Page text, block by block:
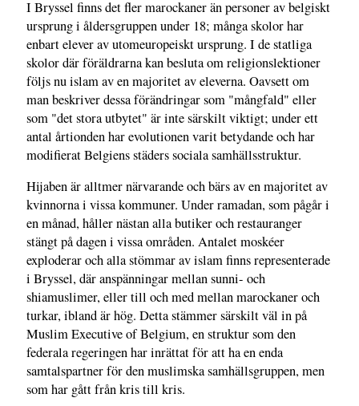
I Bryssel finns det fler marockaner än personer av belgiskt
ursprung i åldersgruppen under 18; många skolor har
enbart elever av utomeuropeiskt ursprung. I de statliga
skolor där föräldrarna kan besluta om religionslektioner
följs nu islam av en majoritet av eleverna. Oavsett om
man beskriver dessa förändringar som "mångfald" eller
som "det stora utbytet" är inte särskilt viktigt; under ett
antal årtionden har evolutionen varit betydande och har
modifierat Belgiens städers sociala samhällsstruktur.
Hijaben är alltmer närvarande och bärs av en majoritet av
kvinnorna i vissa kommuner. Under ramadan, som pågår i
en månad, håller nästan alla butiker och restauranger
stängt på dagen i vissa områden. Antalet moskéer
exploderar och alla stömmar av islam finns representerade
i Bryssel, där anspänningar mellan sunni- och
shiamuslimer, eller till och med mellan marockaner och
turkar, ibland är hög. Detta stämmer särskilt väl in på
Muslim Executive of Belgium, en struktur som den
federala regeringen har inrättat för att ha en enda
samtalspartner för den muslimska samhällsgruppen, men
som har gått från kris till kris.